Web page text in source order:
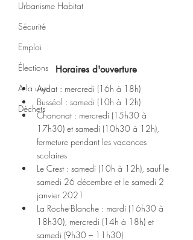
Urbanisme Habitat
Sécurité
Emploi
Élections
A la une
Déchets
Horaires d'ouverture
Aydat : mercredi (16h à 18h)
Busséol : samedi (10h à 12h)
Chanonat : mercredi (15h30 à
17h30) et samedi (10h30 à 12h),
fermeture pendant les vacances
scolaires
Le Crest : samedi (10h à 12h), sauf le
samedi 26 décembre et le samedi 2
janvier 2021
La Roche-Blanche : mardi (16h30 à
18h30), mercredi (14h à 18h) et
samedi (9h30 – 11h30)